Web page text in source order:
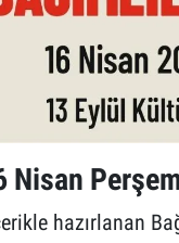
Nisan
hazırlanan